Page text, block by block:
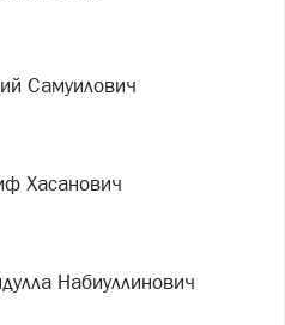
Самуилович
Хасанович
Набиуллинович